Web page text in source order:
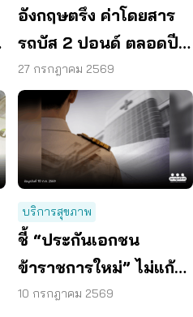
อังกฤษตรึง ค่าโดยสาร
รถบัส 2 ปอนด์ ตลอดปี
70 ลดค่าครองชีพ
27 กรกฎาคม 2569
บริการสุขภาพ
ชี้ “ประกันเอกชน
ข้าราชการใหม่” ไม่แก้
ปัญหางบฯ ระยะยาว
10 กรกฎาคม 2569